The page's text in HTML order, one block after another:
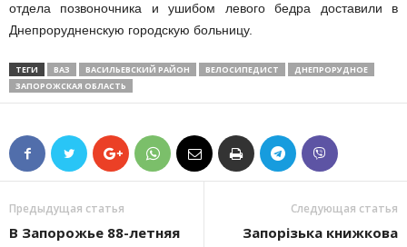
отдела позвоночника и ушибом левого бедра доставили в
Днепрорудненскую городскую больницу.
ТЕГИ ВАЗ ВАСИЛЬЕВСКИЙ РАЙОН ВЕЛОСИПЕДИСТ
ДНЕПРОРУДНОЕ
ЗАПОРОЖСКАЯ ОБЛАСТЬ
Предыдущая статья
В Запорожье 88-летняя
Следующая статья
Запорізька книжкова